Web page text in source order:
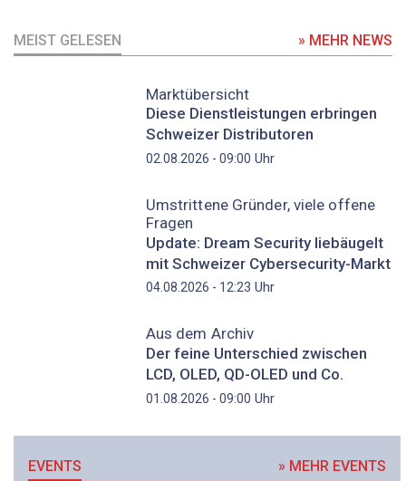
MEIST GELESEN » MEHR NEWS
Marktübersicht
Diese Dienstleistungen erbringen
Schweizer Distributoren
02.08.2026 - 09:00 Uhr
Umstrittene Gründer, viele offene
Fragen
Update: Dream Security liebäugelt
mit Schweizer Cybersecurity-Markt
04.08.2026 - 12:23 Uhr
Aus dem Archiv
Der feine Unterschied zwischen
LCD, OLED, QD-OLED und Co.
01.08.2026 - 09:00 Uhr
EVENTS » MEHR EVENTS